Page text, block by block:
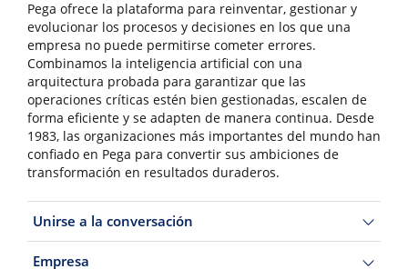
Pega ofrece la plataforma para reinventar, gestionar y
evolucionar los procesos y decisiones en los que una
empresa no puede permitirse cometer errores.
Combinamos la inteligencia artificial con una
arquitectura probada para garantizar que las
operaciones críticas estén bien gestionadas, escalen de
forma eficiente y se adapten de manera continua. Desde
1983, las organizaciones más importantes del mundo han
confiado en Pega para convertir sus ambiciones de
transformación en resultados duraderos.
Unirse a la conversación
Empresa